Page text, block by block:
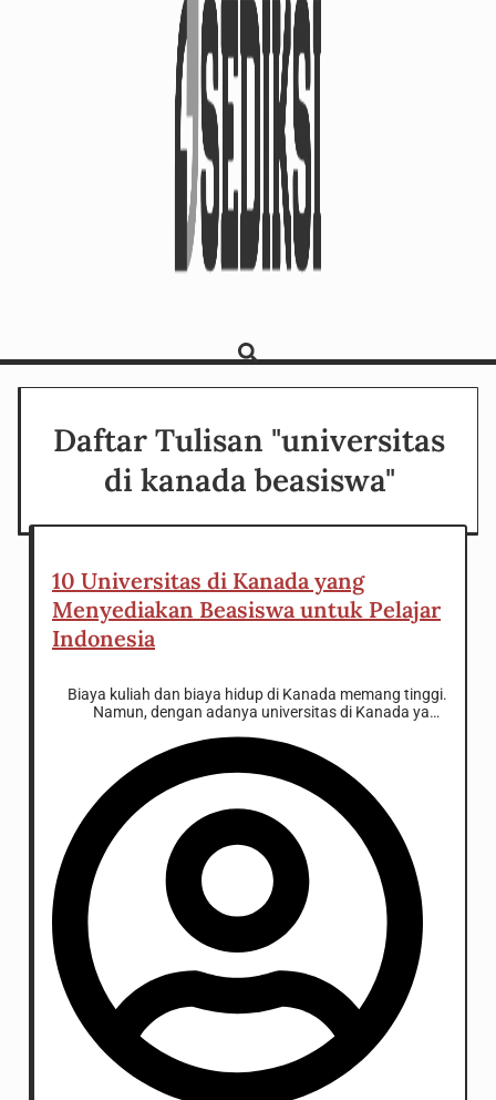
Daftar Tulisan "universitas
di kanada beasiswa"
10 Universitas di Kanada yang
Menyediakan Beasiswa untuk Pelajar
Indonesia
Biaya kuliah dan biaya hidup di Kanada memang tinggi.
Namun, dengan adanya universitas di Kanada yang